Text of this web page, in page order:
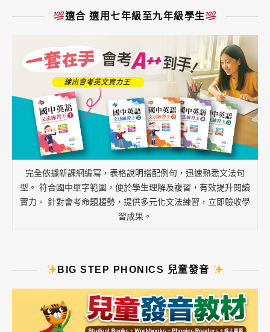
適合 適用七年級至九年級學生
完全依據新課網編寫，表格說明搭配例句，迅速熟悉文法句
型。 符合國中單字範圍，便於學生理解及複習，有效提升閱讀
實力。 針對會考命題趨勢，提供多元化文法練習，立即驗收學
習成果。
BIG STEP PHONICS 兒童發音